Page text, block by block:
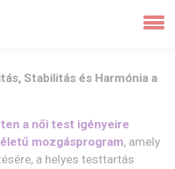
Stabilitás és Harmónia a
a női test igényeire
mozgásprogram, amely
a helyes testtartás